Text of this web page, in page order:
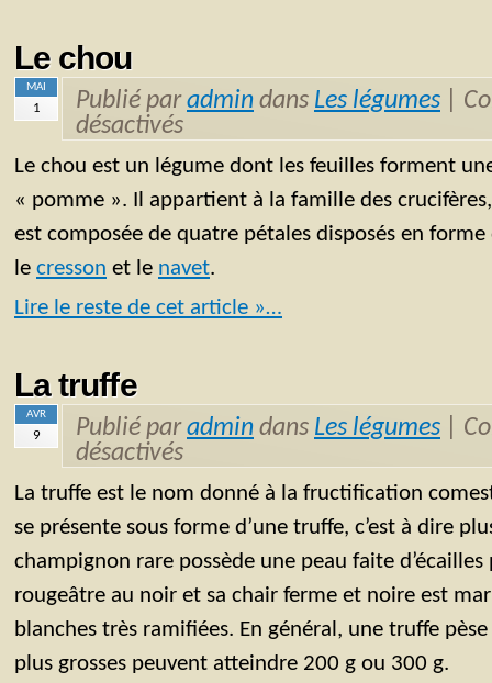
Le chou
MAI
1 Publié paradmin dans Les légumes
désactivés
Le chou est un légume dont les feuilles forment
« pomme ». Il appartient à la famille des
est composée de quatre pétales disposés en
le cresson et le navet.
Lire le reste de cet article »…
La truffe
AVR
9 Publié paradmin dans Les légumes
désactivés
La truffe est le nom donné à la fructification
se présente sous forme d’une truffe, c’est à dire
champignon rare possède une peau faite
rougeâtre au noir et sa chair ferme et noire est
blanches très ramifiées. En général, une truffe
plus grosses peuvent atteindre 200 g ou 300 g.